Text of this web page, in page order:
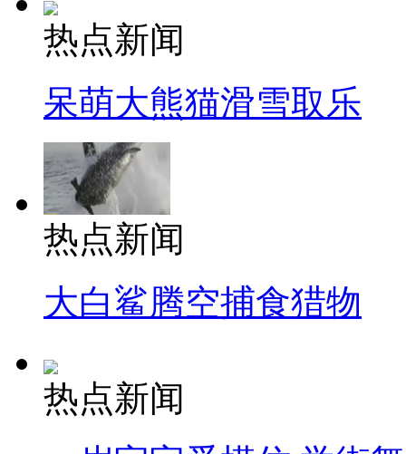
热点新闻
呆萌大熊猫滑雪取乐
热点新闻
大白鲨腾空捕食猎物
热点新闻